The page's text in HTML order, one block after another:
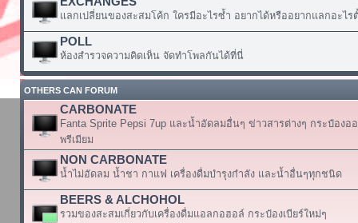
แลกเปลี่ยนของสะสมโค้ก ใครมีอะไรซ้ำ อยากได้หรืออยากแลกอะไร
POLL
ห้องสำรวจความคิดเห็น จัดทำโพลกันได้ที่นี่
OTHERS CAN FORUM
CARBONATE
Fanta Sprite Pepsi 7up และน้ำอัดลมอื่นๆ ข่าวสารต่างๆ กระป๋องอ
พรีเมียม
NON CARBONATE
น้ำไม่อัดลม น้ำชา กาแฟ เครื่องดื่มบำรุงกำลัง และน้ำอื่นๆทุกชนิด
BEERS & ALCHOHOL
รวมของสะสมเกี่ยวกับเครื่องดื่มแอลกอฮอล์ กระป๋องเบียร์ใหม่ๆ